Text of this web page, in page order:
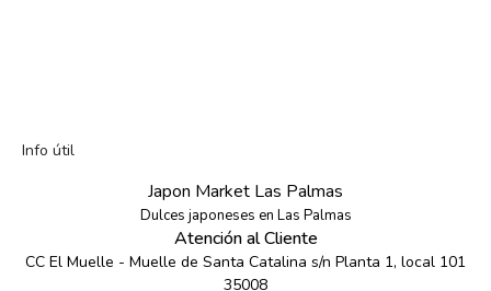
Info útil
Japon Market Las Palmas
Dulces japoneses en Las Palmas
Atención al Cliente
CC El Muelle - Muelle de Santa Catalina s/n Planta 1, local 101
35008